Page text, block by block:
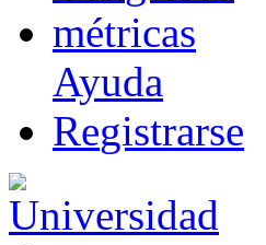
métricas
Ayuda
Registrarse